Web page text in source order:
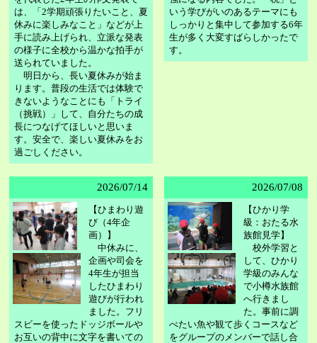
は、「2学期頑張りたいこと、夏
休みに楽しみなこと」などが上
手に読み上げられ、立派な発表
の様子に全校から温かな拍手が
送られていました。
明日から、長い夏休みが始ま
ります。普段の生活では体験で
きないようなことにも「トライ
（挑戦）」して、自分たちの成
長につなげてほしいと思いま
す。安全で、楽しい夏休みをお
過ごしください。
いう学びがいのあるテーマにも
しっかりと集中して参加する6年
生が多く大変すばらしかったで
す。
2026/07/14
【ひまわり遊
び（4年企
画）】
中休みに、
企画や司会を
4年生が担当
したひまわり
遊びが行われ
ました。フリ
スビーを使ったドッジボールや
お互いの背中に文字を書いての
2026/07/08
【ひかり学
級：おたる水
族館見学】
校外学習と
して、ひかり
学級のみんな
で小樽水族館
へ行きまし
た。事前に調
べたい魚や観て歩くコースなど
をグループのメンバーで話し合